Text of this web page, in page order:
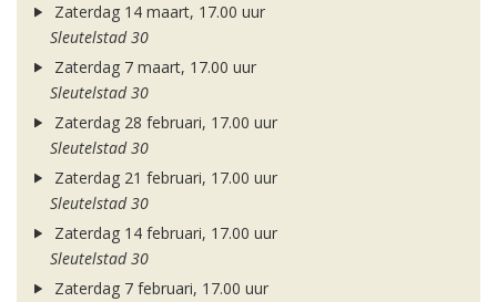
Zaterdag 14 maart, 17.00 uur
Sleutelstad 30
Zaterdag 7 maart, 17.00 uur
Sleutelstad 30
Zaterdag 28 februari, 17.00 uur
Sleutelstad 30
Zaterdag 21 februari, 17.00 uur
Sleutelstad 30
Zaterdag 14 februari, 17.00 uur
Sleutelstad 30
Zaterdag 7 februari, 17.00 uur